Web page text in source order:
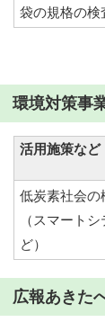
袋の規格の検
環境対策事
活用施策な
低炭素社会の
（スマート
ど）
広報あきた